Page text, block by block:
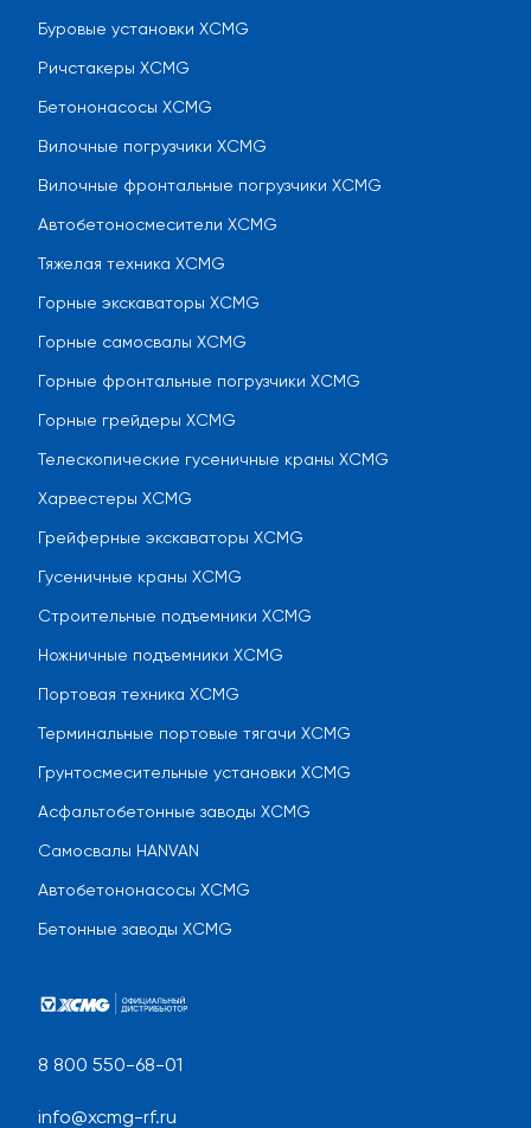
8 800 550-68-01
info@xcmg-rf.ru
Буровые установки XCMG
Ричстакеры XCMG
Бетононасосы XCMG
Вилочные погрузчики XCMG
Вилочные фронтальные погрузчики XCMG
Автобетоносмесители XCMG
Тяжелая техника XCMG
Горные экскаваторы XCMG
Горные самосвалы XCMG
Горные фронтальные погрузчики XCMG
Горные грейдеры XCMG
Телескопические гусеничные краны XCMG
Харвестеры XCMG
Грейферные экскаваторы XCMG
Гусеничные краны XCMG
Строительные подъемники XCMG
Ножничные подъемники XCMG
Портовая техника XCMG
Терминальные портовые тягачи XCMG
Грунтосмесительные установки XCMG
Асфальтобетонные заводы XCMG
Самосвалы HANVAN
Автобетононасосы XCMG
Бетонные заводы XCMG